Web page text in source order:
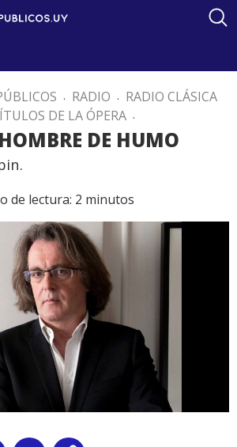
. RADIO . RADIO CLÁSICA
DE LA ÓPERA .
DE HUMO
de lectura: 2 minutos